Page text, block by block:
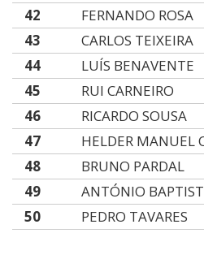
42
FERNANDO ROSA
43
CARLOS TEIXEIRA
44
LUÍS BENAVENTE
45
RUI CARNEIRO
46
RICARDO SOUSA
47
HELDER MANUEL
48
BRUNO PARDAL
49
ANTÓNIO
50
PEDRO TAVARES